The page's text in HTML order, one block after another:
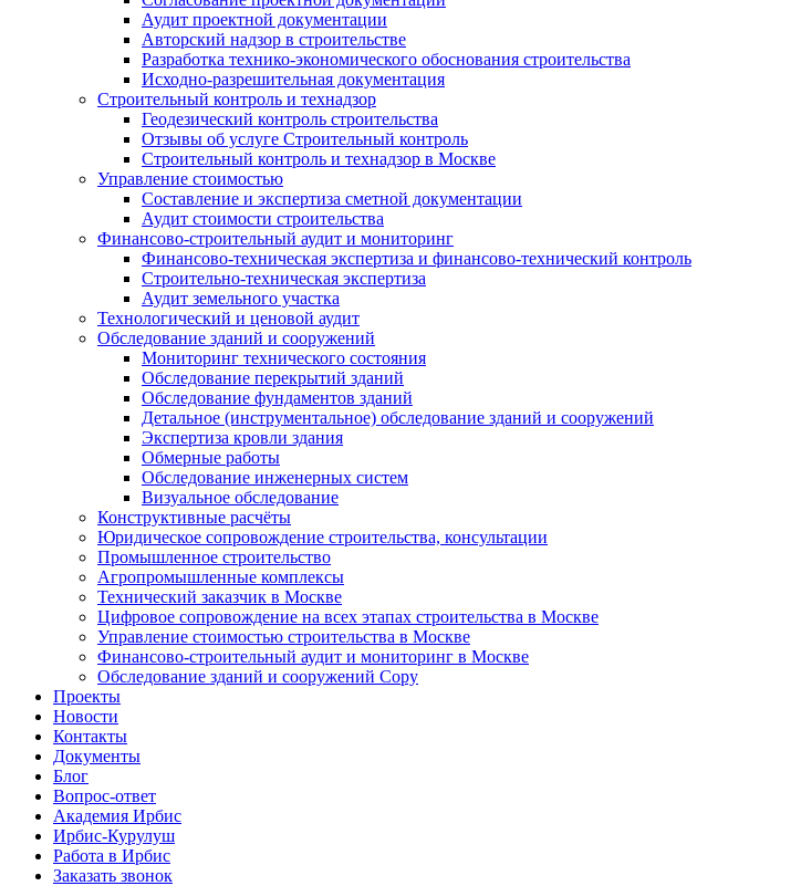
Аудит проектной документации
Авторский надзор в строительстве
Разработка технико-экономического обоснования строительства
Исходно-разрешительная документация
Строительный контроль и технадзор
Геодезический контроль строительства
Отзывы об услуге Строительный контроль
Строительный контроль и технадзор в Москве
Управление стоимостью
Составление и экспертиза сметной документации
Аудит стоимости строительства
Финансово-строительный аудит и мониторинг
Финансово-техническая экспертиза и финансово-технический контроль
Строительно-техническая экспертиза
Аудит земельного участка
Технологический и ценовой аудит
Обследование зданий и сооружений
Мониторинг технического состояния
Обследование перекрытий зданий
Обследование фундаментов зданий
Детальное (инструментальное) обследование зданий и сооружений
Экспертиза кровли здания
Обмерные работы
Обследование инженерных систем
Визуальное обследование
Конструктивные расчёты
Юридическое сопровождение строительства, консультации
Промышленное строительство
Агропромышленные комплексы
Технический заказчик в Москве
Цифровое сопровождение на всех этапах строительства в Москве
Управление стоимостью строительства в Москве
Финансово-строительный аудит и мониторинг в Москве
Обследование зданий и сооружений Copy
Проекты
Новости
Контакты
Документы
Блог
Вопрос-ответ
Академия Ирбис
Ирбис-Курулуш
Работа в Ирбис
Заказать звонок